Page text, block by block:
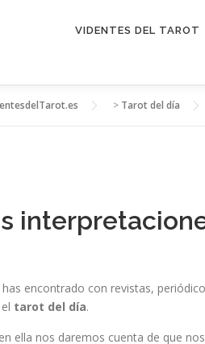
VIDENTES DEL TAROT
> Tarot del día
encontrado con revistas,
tarot del día.
ella nos daremos cuenta de que